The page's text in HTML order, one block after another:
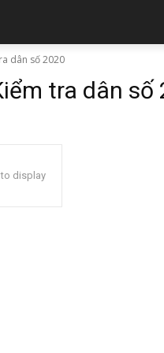
dân số 2020
tra dân số
display